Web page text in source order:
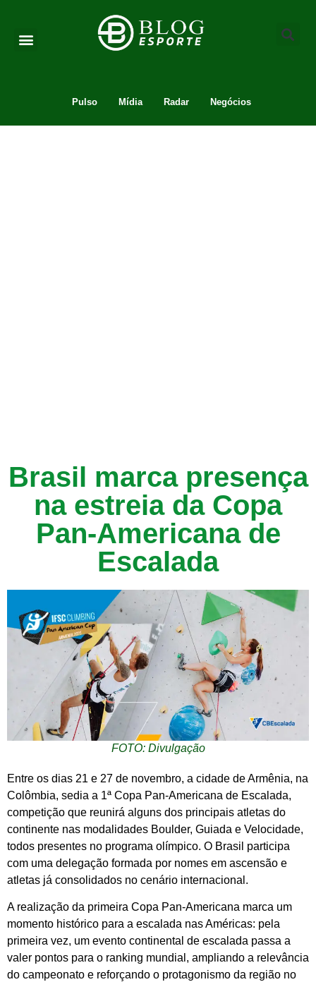
Pulso Mídia Radar Negócios
Brasil marca presença
na estreia da Copa
Pan-Americana de
Escalada
FOTO: Divulgação
Entre os dias 21 e 27 de novembro, a cidade de Armênia, na
Colômbia, sedia a 1ª Copa Pan-Americana de Escalada,
competição que reunirá alguns dos principais atletas do
continente nas modalidades Boulder, Guiada e Velocidade,
todos presentes no programa olímpico. O Brasil participa
com uma delegação formada por nomes em ascensão e
atletas já consolidados no cenário internacional.
A realização da primeira Copa Pan-Americana marca um
momento histórico para a escalada nas Américas: pela
primeira vez, um evento continental de escalada passa a
valer pontos para o ranking mundial, ampliando a relevância
do campeonato e reforçando o protagonismo da região no